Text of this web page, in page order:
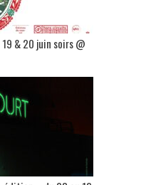
& 20 juin soirs @